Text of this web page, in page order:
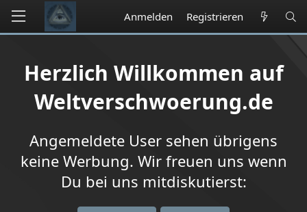
Anmelden Registrieren
Herzlich Willkommen auf
Weltverschwoerung.de
Angemeldete User sehen übrigens
keine Werbung. Wir freuen uns wenn
Du bei uns mitdiskutierst: